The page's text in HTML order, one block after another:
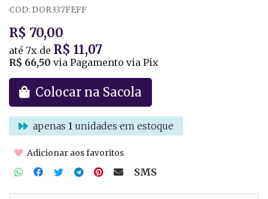
COD: DOR337FEFF
R$ 70,00
até 7x de R$ 11,07
R$ 66,50 via Pagamento via Pix
Colocar na Sacola
apenas 1 unidades em estoque
Adicionar aos favoritos
SMS